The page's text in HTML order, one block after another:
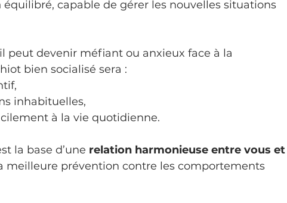
capable de gérer les nouvelles situations
peut devenir méfiant ou anxieux face à la
bien socialisé sera :
inhabituelles,
à la vie quotidienne.
la base d’une relation harmonieuse entre vous et
meilleure prévention contre les comportements